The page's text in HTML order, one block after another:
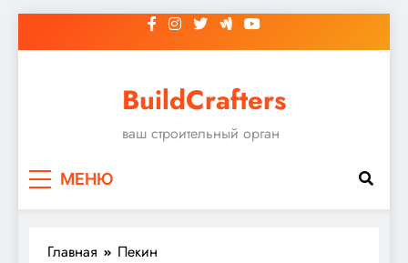
к
BuildCrafters
ваш строительный орган
МЕНЮ
Главная Пекин